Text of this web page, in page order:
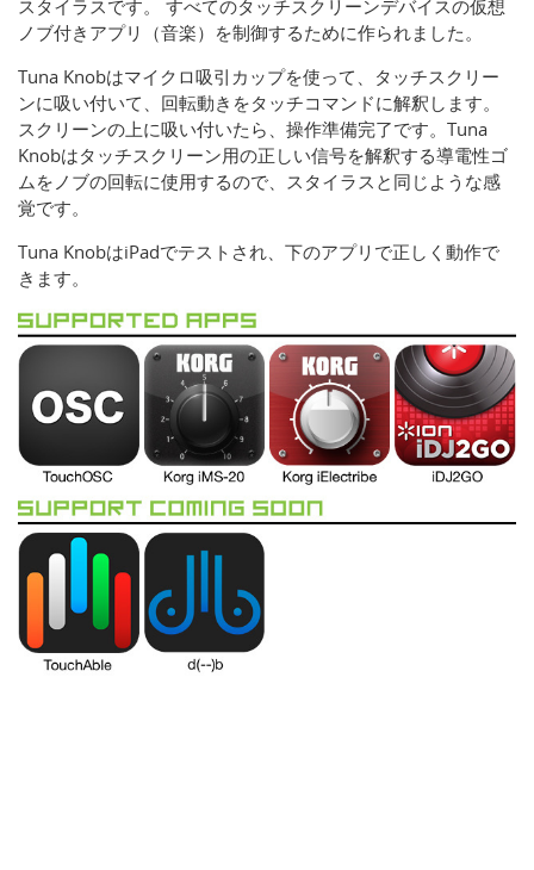
スタイラスです。 すべてのタッチスクリーンデバイスの仮想
ノブ付きアプリ（音楽）を制御するために作られました。
Tuna Knobはマイクロ吸引カップを使って、タッチスクリー
ンに吸い付いて、回転動きをタッチコマンドに解釈します。
スクリーンの上に吸い付いたら、操作準備完了です。Tuna
Knobはタッチスクリーン用の正しい信号を解釈する導電性ゴ
ムをノブの回転に使用するので、スタイラスと同じような感
覚です。
Tuna KnobはiPadでテストされ、下のアプリで正しく動作で
きます。